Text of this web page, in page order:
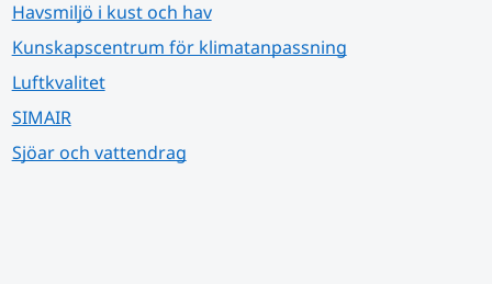
Havsmiljö i kust och hav
Kunskapscentrum för klimatanpassning
Luftkvalitet
SIMAIR
Sjöar och vattendrag